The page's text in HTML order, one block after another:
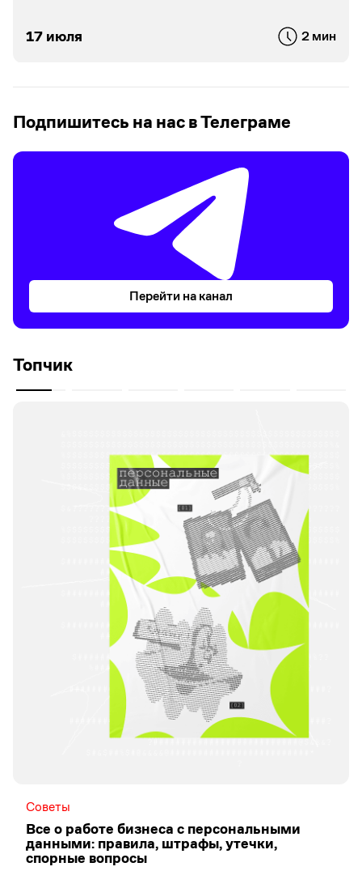
17 июля 2 мин
Подпишитесь на нас в Телеграме
Перейти на канал
Топчик
Советы
Все о работе бизнеса с персональными
данными: правила, штрафы, утечки,
спорные вопросы